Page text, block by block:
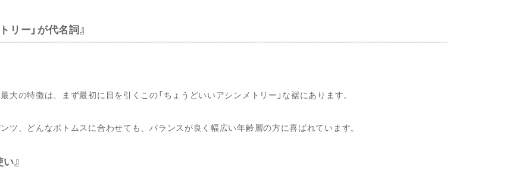
リー」が代名詞
大の特徴は、まず最初に目を引くこの「ちょうどいいアシンメトリー」な裾にあります。
ツ、どんなボトムスに合わせても、バランスが良く幅広い年齢層の方に喜ばれています。
い